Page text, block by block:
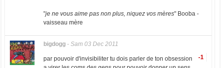
"je ne vous aime pas non plus, niquez vos mères" Booba -
vaisseau mère
bigdogg- Sam 03 Dec 2011
-1
par pouvoir d'invisibiliter tu dois parler de ton obsession